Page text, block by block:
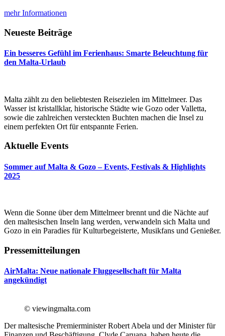
mehr Informationen
Neueste Beiträge
Ein besseres Gefühl im Ferienhaus: Smarte Beleuchtung für
den Malta-Urlaub
Malta zählt zu den beliebtesten Reisezielen im Mittelmeer. Das
Wasser ist kristallklar, historische Städte wie Gozo oder Valletta,
sowie die zahlreichen versteckten Buchten machen die Insel zu
einem perfekten Ort für entspannte Ferien.
Aktuelle Events
Sommer auf Malta & Gozo – Events, Festivals & Highlights
2025
Wenn die Sonne über dem Mittelmeer brennt und die Nächte auf
den maltesischen Inseln lang werden, verwandeln sich Malta und
Gozo in ein Paradies für Kulturbegeisterte, Musikfans und Genießer.
Pressemitteilungen
AirMalta: Neue nationale Fluggesellschaft für Malta
angekündigt
© viewingmalta.com
Der maltesische Premierminister Robert Abela und der Minister für